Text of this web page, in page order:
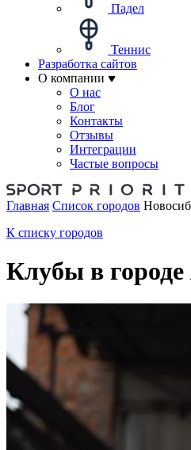
Падел
Теннис
Разработка сайтов
О компании
О нас
Блог
Контакты
Отзывы
Интеграции
Частые вопросы
Главная Список городов
К списку городов
Клубы в городе